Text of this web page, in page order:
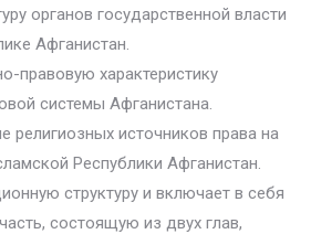
органов государственной власти
Афганистан.
правовую характеристику
системы Афганистана.
религиозных источников права на
Республики Афганистан.
структуру и включает в себя
состоящую из двух глав,